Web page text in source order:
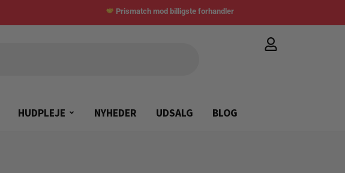
Prismatch mod billigste forhandler
HUDPLEJE NYHEDER UDSALG BLOG